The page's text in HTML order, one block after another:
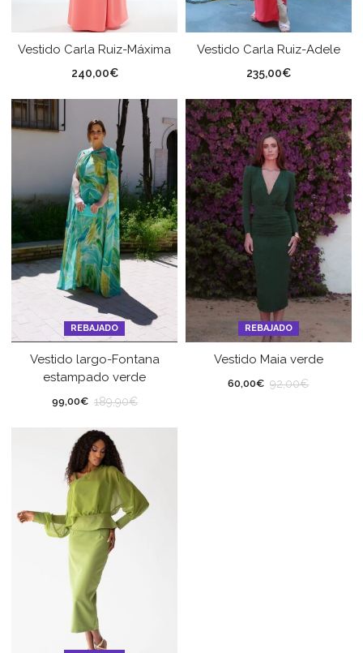
Vestido Carla Ruiz-Máxima
240,00€
Vestido Carla Ruiz-Adele
235,00€
REBAJADO
Vestido largo-Fontana
estampado verde
99,00€ 189,90€
REBAJADO
Vestido Maia verde
60,00€ 92,00€